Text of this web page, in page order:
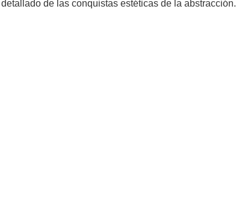
detallado de las conquistas estéticas de la abstracción.